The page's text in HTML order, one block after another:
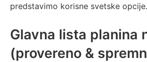
predstavimo korisne svetske opcije.
Glavna lista planina
(provereno &